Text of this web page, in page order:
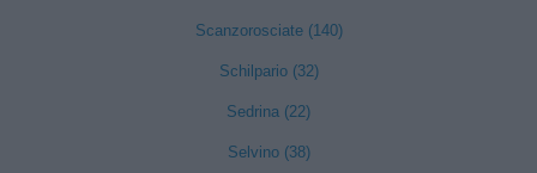
Scanzorosciate (140)
Schilpario (32)
Sedrina (22)
Selvino (38)